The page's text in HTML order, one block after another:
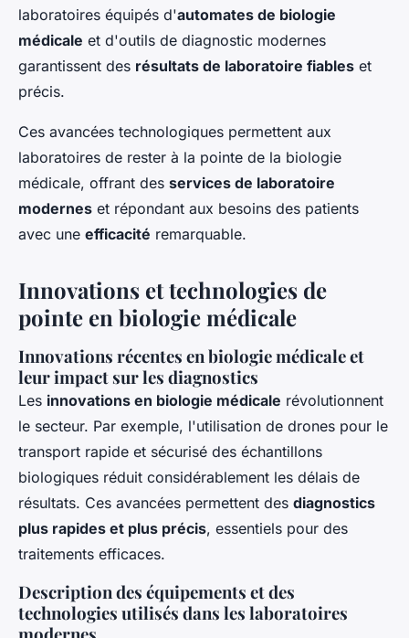
laboratoires équipés d'automates de biologie
médicale et d'outils de diagnostic modernes
garantissent des résultats de laboratoire fiables et
précis.
Ces avancées technologiques permettent aux
laboratoires de rester à la pointe de la biologie
médicale, offrant des services de laboratoire
modernes et répondant aux besoins des patients
avec une efficacité remarquable.
Innovations et technologies de
pointe en biologie médicale
Innovations récentes en biologie médicale et
leur impact sur les diagnostics
Les innovations en biologie médicale révolutionnent
le secteur. Par exemple, l'utilisation de drones pour le
transport rapide et sécurisé des échantillons
biologiques réduit considérablement les délais de
résultats. Ces avancées permettent des diagnostics
plus rapides et plus précis, essentiels pour des
traitements efficaces.
Description des équipements et des
technologies utilisés dans les laboratoires